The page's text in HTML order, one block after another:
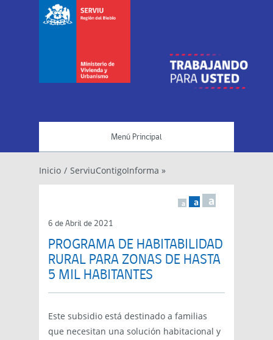
Menú Principal
Inicio / ServiuContigoInforma »
a a a
6 de Abril de 2021
PROGRAMA DE HABITABILIDAD
RURAL PARA ZONAS DE HASTA
5 MIL HABITANTES
Este subsidio está destinado a familias
que necesitan una solución habitacional y